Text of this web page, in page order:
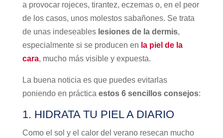
a provocar rojeces, tirantez, eczemas o, en el peor
de los casos, unos molestos sabañones. Se trata
de unas indeseables lesiones de la dermis,
especialmente si se producen en la piel de la
cara, mucho más visible y expuesta.
La buena noticia es que puedes evitarlas
poniendo en práctica estos 6 sencillos consejos:
1. HIDRATA TU PIEL A DIARIO
Como el sol y el calor del verano resecan mucho